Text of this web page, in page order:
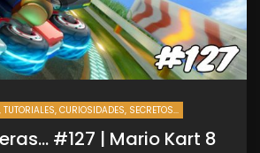
CURIOSIDADES, SECRETOS...
#127 | Mario Kart 8